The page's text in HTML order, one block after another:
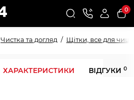
0
Чистка та догляд Щітки, все для
ХАРАКТЕРИСТИКИ ВІДГУКИ 0